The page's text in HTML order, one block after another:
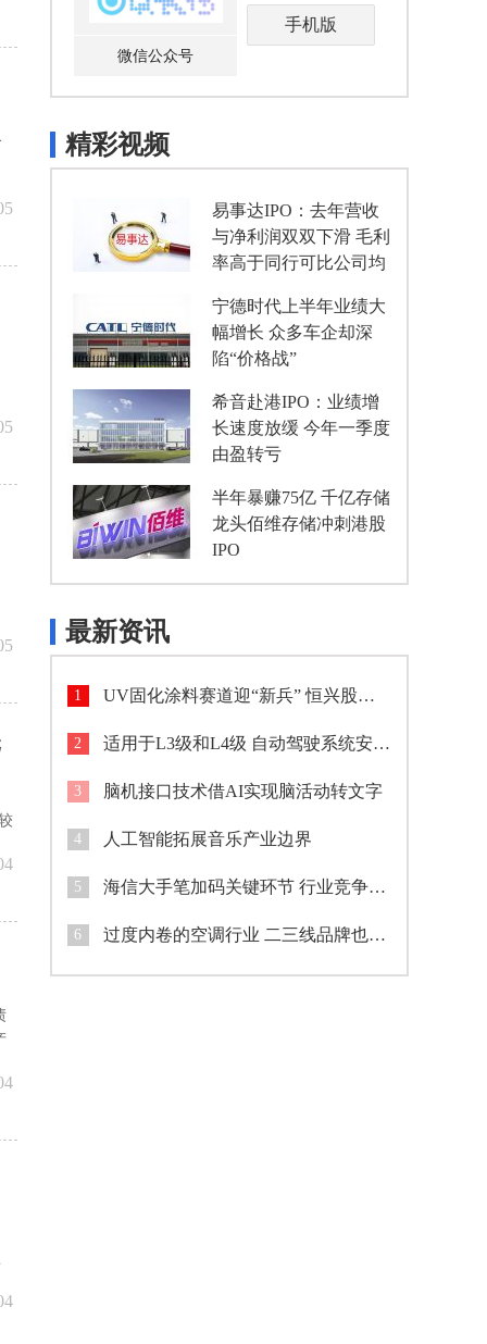
微信公众号
手机版
精彩视频
易事达IPO：去年营收
与净利润双双下滑 毛利
率高于同行可比公司均
宁德时代上半年业绩大
幅增长 众多车企却深
陷“价格战”
希音赴港IPO：业绩增
长速度放缓 今年一季度
由盈转亏
半年暴赚75亿 千亿存储
龙头佰维存储冲刺港股
IPO
最新资讯
1 UV固化涂料赛道迎“新兵” 恒兴股份IPO今日申购拟募资约2.92亿元
2 适用于L3级和L4级 自动驾驶系统安全要求国标发布
3 脑机接口技术借AI实现脑活动转文字
4 人工智能拓展音乐产业边界
5 海信大手笔加码关键环节 行业竞争进入新阶段？
6 过度内卷的空调行业 二三线品牌也有春天